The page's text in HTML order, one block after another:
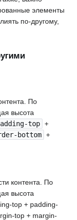
элементы
по-другому,
По
высота
top +
bottom +
контента. По
высота
top + padding-
top + margin-